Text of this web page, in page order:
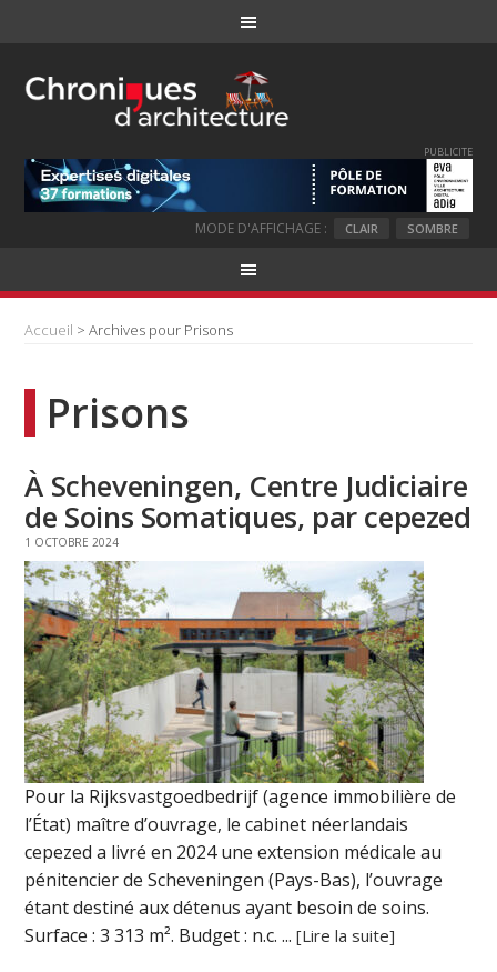
PUBLICITE
MODE D'AFFICHAGE : CLAIR SOMBRE
Accueil > Archives pour Prisons
Prisons
À Scheveningen, Centre Judiciaire
de Soins Somatiques, par cepezed
1 OCTOBRE 2024
Pour la Rijksvastgoedbedrijf (agence immobilière de
l’État) maître d’ouvrage, le cabinet néerlandais
cepezed a livré en 2024 une extension médicale au
pénitencier de Scheveningen (Pays-Bas), l’ouvrage
étant destiné aux détenus ayant besoin de soins.
Surface : 3 313 m². Budget : n.c. ...[Lire la suite]